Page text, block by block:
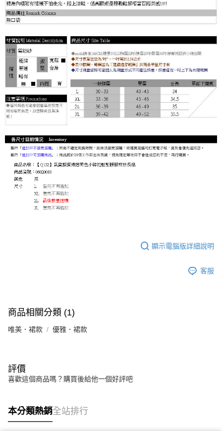
顯示電腦版詳細說明
客服
商品相關分類 (1)
唯美．裙款 優雅．裙款
評價
喜歡這個商品嗎？購買後給他一個好評吧
本分類熱銷全站排行